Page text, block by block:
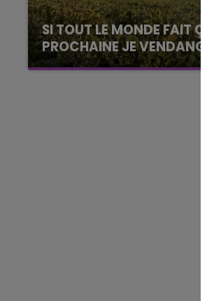
5h00 -
LE BEST OF
SI TOUT LE MONDE FAIT
PROCHAINE JE VENDANGE
La vendange en Champagne a
6 août dans la commune de